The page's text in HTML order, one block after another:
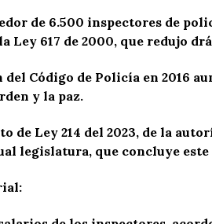
de 6.500 inspectores de
Ley 617 de 2000, que redujo
Código de Policía en 2016
y la paz.
de Ley 214 del 2023, de la
legislatura, que concluye